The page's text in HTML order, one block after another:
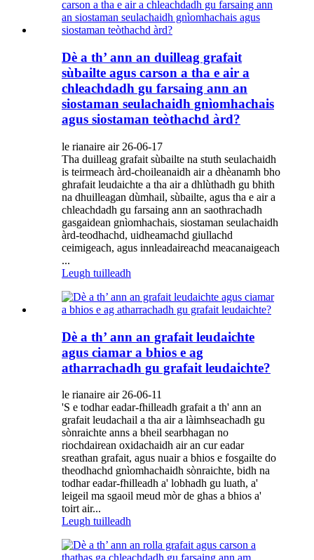
Dè a th’ ann an duilleag grafait
sùbailte agus carson a tha e air a
chleachdadh gu farsaing ann an
siostaman seulachaidh gnìomhachais
agus siostaman teòthachd àrd?
le rianaire air 26-06-17
Tha duilleag grafait sùbailte na stuth seulachaidh
is teirmeach àrd-choileanaidh air a dhèanamh bho
ghrafait leudaichte a tha air a dhlùthadh gu bhith
na dhuilleagan dùmhail, sùbailte, agus tha e air a
chleachdadh gu farsaing ann an saothrachadh
gasgaidean gnìomhachais, siostaman seulachaidh
àrd-teodhachd, uidheamachd giullachd
ceimigeach, agus innleadaireachd meacanaigeach
...
Leugh tuilleadh
Dè a th’ ann an grafait leudaichte
agus ciamar a bhios e ag
atharrachadh gu grafait leudaichte?
le rianaire air 26-06-11
'S e todhar eadar-fhilleadh grafait a th' ann an
grafait leudachail a tha air a làimhseachadh gu
sònraichte anns a bheil searbhagan no
riochdairean oxidachaidh air an cur eadar
sreathan grafait, agus nuair a bhios e fosgailte do
theodhachd gnìomhachaidh sònraichte, bidh na
todhar eadar-fhilleadh a' lobhadh gu luath, a'
leigeil ma sgaoil meud mòr de ghas a bhios a'
toirt air...
Leugh tuilleadh